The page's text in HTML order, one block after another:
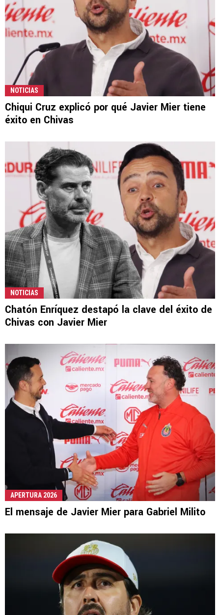
NOTICIAS
Chiqui Cruz explicó por qué Javier Mier tiene
éxito en Chivas
NOTICIAS
Chatón Enríquez destapó la clave del éxito de
Chivas con Javier Mier
APERTURA 2026
El mensaje de Javier Mier para Gabriel Milito